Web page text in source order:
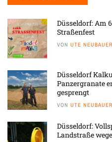
Düsseldorf: Am
Straßenfest
VON UTE NEUBAUER
Düsseldorf
Panzergranate
gesprengt
VON UTE NEUBAUER
Düsseldorf:
Landstraße